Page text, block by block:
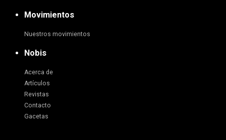
Movimientos
Nuestros movimientos
Nobis
Acerca de
Artículos
Revistas
Contacto
Gacetas